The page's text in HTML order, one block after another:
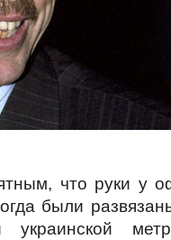
что руки у
были
украинской